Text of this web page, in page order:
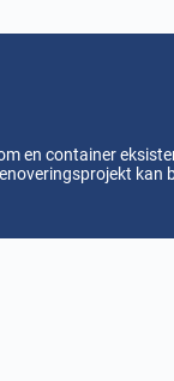
en container
kan